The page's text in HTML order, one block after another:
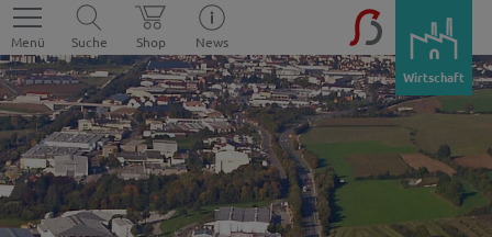
Menü Suche Shop
News
Wirtschaft